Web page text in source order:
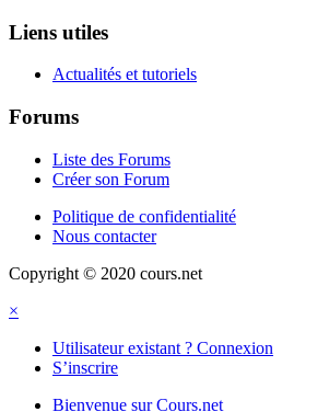
Liens utiles
Actualités et tutoriels
Forums
Liste des Forums
Créer son Forum
Politique de confidentialité
Nous contacter
Copyright © 2020 cours.net
×
Utilisateur existant ? Connexion
S’inscrire
Bienvenue sur Cours.net